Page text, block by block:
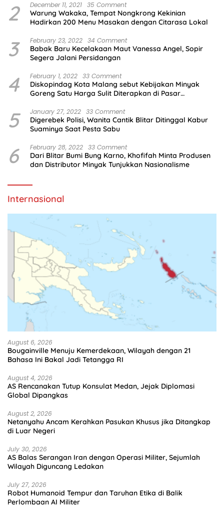
2 December 11, 2021 35 Comment
Warung Wakaka, Tempat Nongkrong Kekinian
Hadirkan 200 Menu Masakan dengan Citarasa Lokal
3 February 23, 2022 34 Comment
Babak Baru Kecelakaan Maut Vanessa Angel, Sopir
Segera Jalani Persidangan
4 February 1, 2022 33 Comment
Diskopindag Kota Malang sebut Kebijakan Minyak
Goreng Satu Harga Sulit Diterapkan di Pasar
5 January 27, 2022 33 Comment
Digerebek Polisi, Wanita Cantik Blitar Ditinggal Kabur
Suaminya Saat Pesta Sabu
6 February 28, 2022 33 Comment
Dari Blitar Bumi Bung Karno, Khofifah Minta Produsen
dan Distributor Minyak Tunjukkan Nasionalisme
Internasional
August 6, 2026
Bougainville Menuju Kemerdekaan, Wilayah dengan 21
Bahasa Ini Bakal Jadi Tetangga RI
August 4, 2026
AS Rencanakan Tutup Konsulat Medan, Jejak Diplomasi
Global Dipangkas
August 2, 2026
Netanyahu Ancam Kerahkan Pasukan Khusus jika Ditangkap
di Luar Negeri
July 30, 2026
AS Balas Serangan Iran dengan Operasi Militer, Sejumlah
Wilayah Diguncang Ledakan
July 27, 2026
Robot Humanoid Tempur dan Taruhan Etika di Balik
Perlombaan AI Militer